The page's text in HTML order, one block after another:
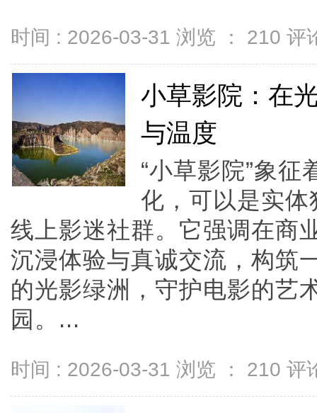
时间 : 2026-03-31 浏览 ： 210 评
小草影院：在
与温度
“小草影院”象
化，可以是实
线上影迷社群。它强调在商
沉浸体验与真诚交流，构筑
的光影绿洲，守护电影的艺
园。...
时间 : 2026-03-31 浏览 ： 210 评